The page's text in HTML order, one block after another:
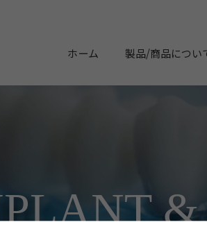
ホーム 製品/商品につい